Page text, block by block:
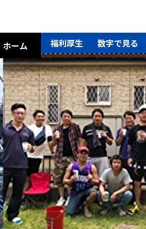
ホーム 福利厚生 数字で見る